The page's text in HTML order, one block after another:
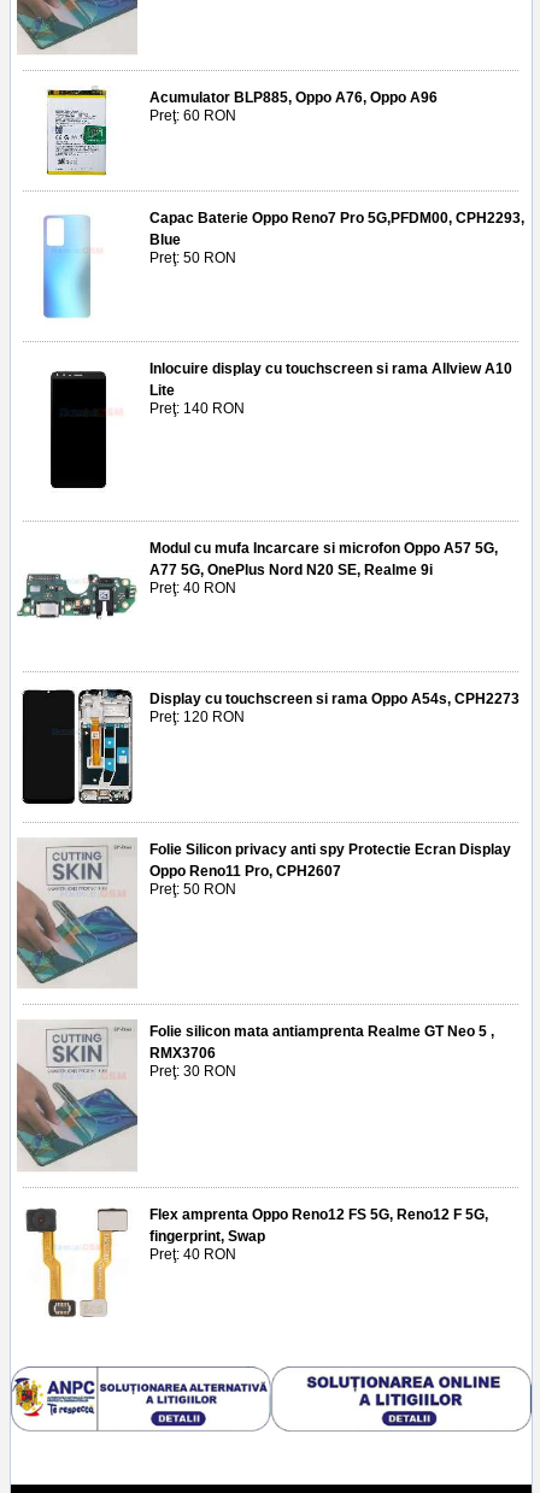
Acumulator BLP885, Oppo A76, Oppo A96
Preţ: 60 RON
Capac Baterie Oppo Reno7 Pro 5G,PFDM00, CPH2293,
Blue
Preţ: 50 RON
Inlocuire display cu touchscreen si rama Allview A10
Lite
Preţ: 140 RON
Modul cu mufa Incarcare si microfon Oppo A57 5G,
A77 5G, OnePlus Nord N20 SE, Realme 9i
Preţ: 40 RON
Display cu touchscreen si rama Oppo A54s, CPH2273
Preţ: 120 RON
Folie Silicon privacy anti spy Protectie Ecran Display
Oppo Reno11 Pro, CPH2607
Preţ: 50 RON
Folie silicon mata antiamprenta Realme GT Neo 5 ,
RMX3706
Preţ: 30 RON
Flex amprenta Oppo Reno12 FS 5G, Reno12 F 5G,
fingerprint, Swap
Preţ: 40 RON